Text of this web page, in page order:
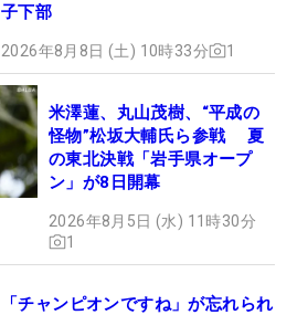
子下部
2026年8月8日 (土) 10時33分 1
米澤蓮、丸山茂樹、“平成の
怪物”松坂大輔氏ら参戦 夏
の東北決戦「岩手県オープ
ン」が8日開幕
2026年8月5日 (水) 11時30分
1
「チャンピオンですね」が忘れられ